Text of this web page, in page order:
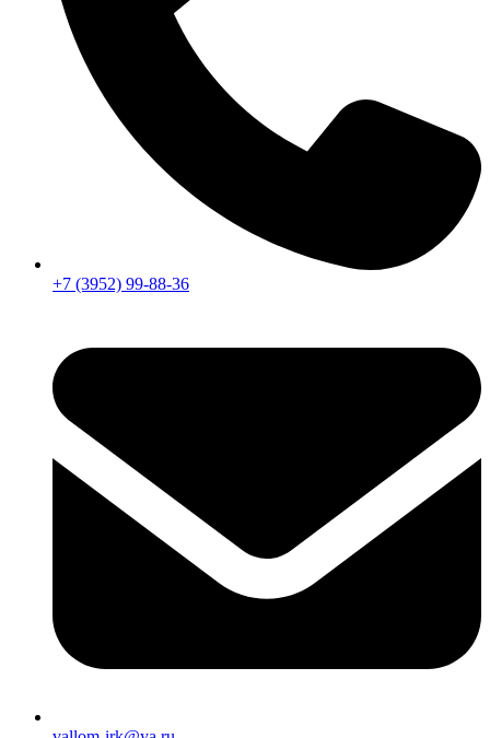
+7 (3952) 99-88-36